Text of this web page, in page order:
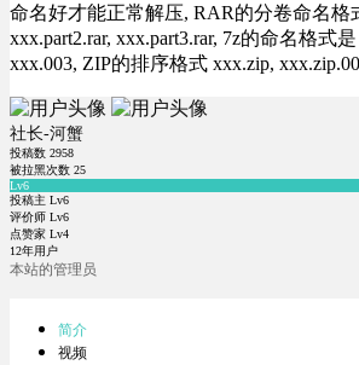
命名好才能正常解压, RAR的分卷命名格
xxx.part2.rar, xxx.part3.rar, 7z的命名格式
xxx.003, ZIP的排序格式 xxx.zip,
社长-河蟹
投稿数 2958
被拉黑次数 25
Lv6
投稿主 Lv6
评价师 Lv6
点赞家 Lv4
12年用户
本站的管理员
简介
视频